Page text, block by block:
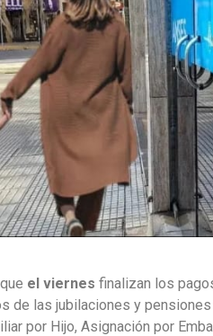
el viernes finalizan los
de las jubilaciones y
por Hijo, Asignación por